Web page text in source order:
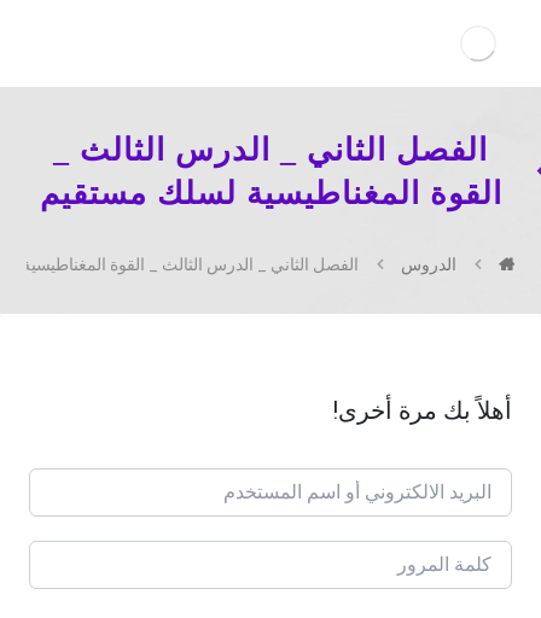
الفصل الثاني _ الدرس الثالث _
القوة المغناطيسية لسلك مستقيم
الدروس الفصل الثاني _ الدرس الثالث _ القوة المغناطيسية
أهلاً بك مرة أخرى!